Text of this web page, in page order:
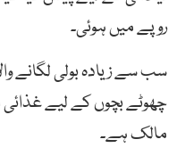
روپے میں ہوئی۔
سب سے زیادہ بولی لگانے
چھوٹے بچوں کے لیے
مالک ہے۔